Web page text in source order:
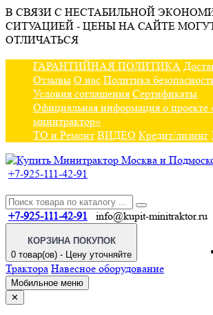
В СВЯЗИ С НЕСТАБИЛЬНОЙ
СИТУАЦИЕЙ - ЦЕНЫ НА САЙТЕ
ОТЛИЧАТЬСЯ
ГАРАНТИЙНАЯ ПОЛИТИКА
Отзывы О нас Политика
Условия соглашения Сертификаты
Официальная информация о проекте
минитрактор»
ТО и Ремонт ВИДЕО Кредит/лизинг
+7-925-111-42-91
+7-925-111-42-91 info@kupit-minitraktor.ru
КОРЗИНА ПОКУПОК
0 товар(ов) - Цену уточняйте
Трактора Навесное оборудование
Мобильное меню
✕